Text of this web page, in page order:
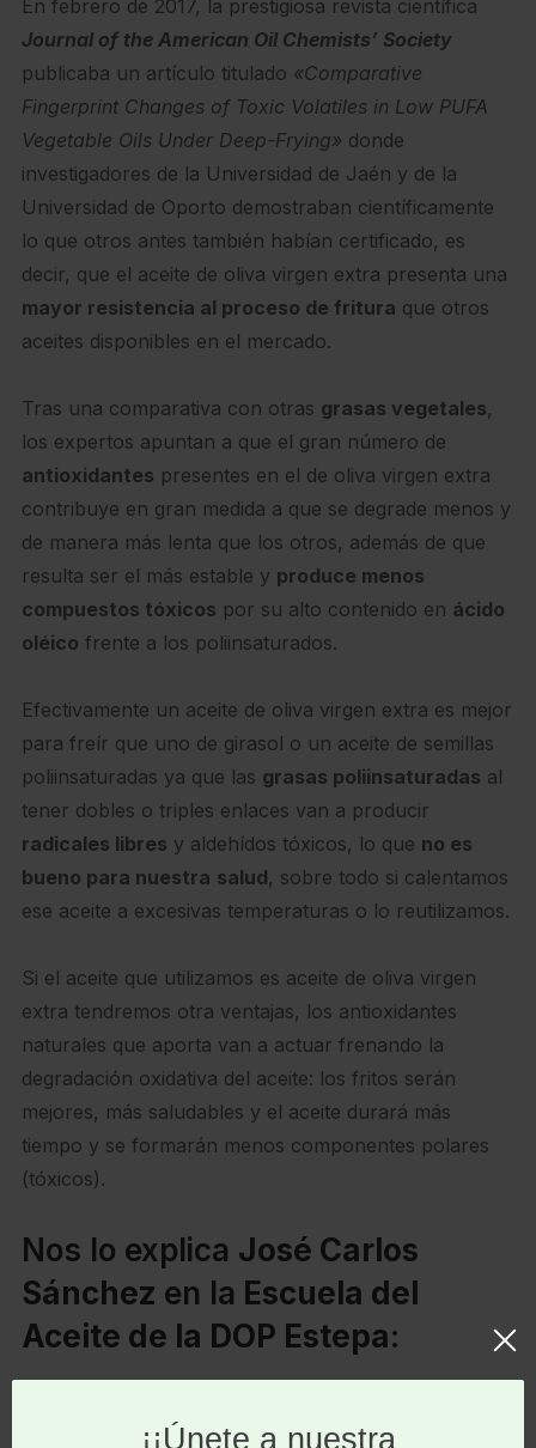
En febrero de 2017, la prestigiosa revista científica
Journal of the American Oil Chemists’ Society
publicaba un artículo titulado «Comparative
Fingerprint Changes of Toxic Volatiles in Low PUFA
Vegetable Oils Under Deep-Frying» donde
investigadores de la Universidad de Jaén y de la
Universidad de Oporto demostraban científicamente
lo que otros antes también habían certificado, es
decir, que el aceite de oliva virgen extra presenta una
mayor resistencia al proceso de fritura que otros
aceites disponibles en el mercado.
Tras una comparativa con otras grasas vegetales,
los expertos apuntan a que el gran número de
antioxidantes presentes en el de oliva virgen extra
contribuye en gran medida a que se degrade menos y
de manera más lenta que los otros, además de que
resulta ser el más estable y produce menos
compuestos tóxicos por su alto contenido en ácido
oléico frente a los poliinsaturados.
Efectivamente un aceite de oliva virgen extra es mejor
para freír que uno de girasol o un aceite de semillas
poliinsaturadas ya que las grasas poliinsaturadas al
tener dobles o triples enlaces van a producir
radicales libres y aldehídos tóxicos, lo que no es
bueno para nuestra salud, sobre todo si calentamos
ese aceite a excesivas temperaturas o lo reutilizamos.
Si el aceite que utilizamos es aceite de oliva virgen
extra tendremos otra ventajas, los antioxidantes
naturales que aporta van a actuar frenando la
degradación oxidativa del aceite: los fritos serán
mejores, más saludables y el aceite durará más
tiempo y se formarán menos componentes polares
(tóxicos).
Nos lo explica José Carlos
Sánchez en la Escuela del
Aceite de la DOP Estepa:
a la hora de cocinar los fritos. Tienen